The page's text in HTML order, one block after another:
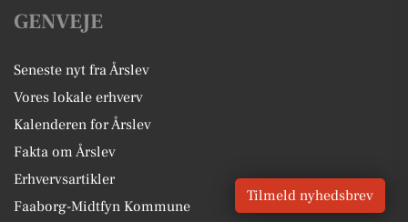
GENVEJE
Seneste nyt fra Årslev
Vores lokale erhverv
Kalenderen for Årslev
Fakta om Årslev
Erhvervsartikler
Faaborg-Midtfyn Kommune
Tilmeld nyhedsbrev